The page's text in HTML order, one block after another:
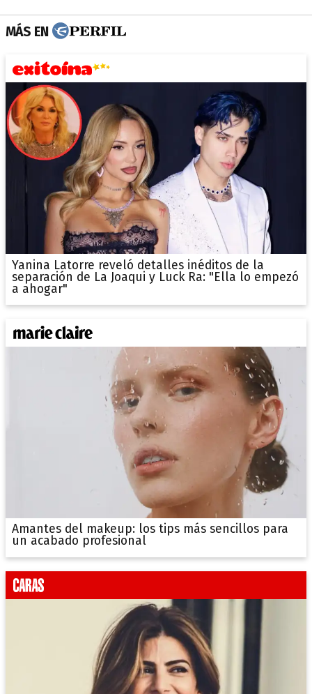
MÁS EN
Yanina Latorre reveló detalles inéditos de la
separación de La Joaqui y Luck Ra: "Ella lo empezó
a ahogar"
Amantes del makeup: los tips más sencillos para
un acabado profesional